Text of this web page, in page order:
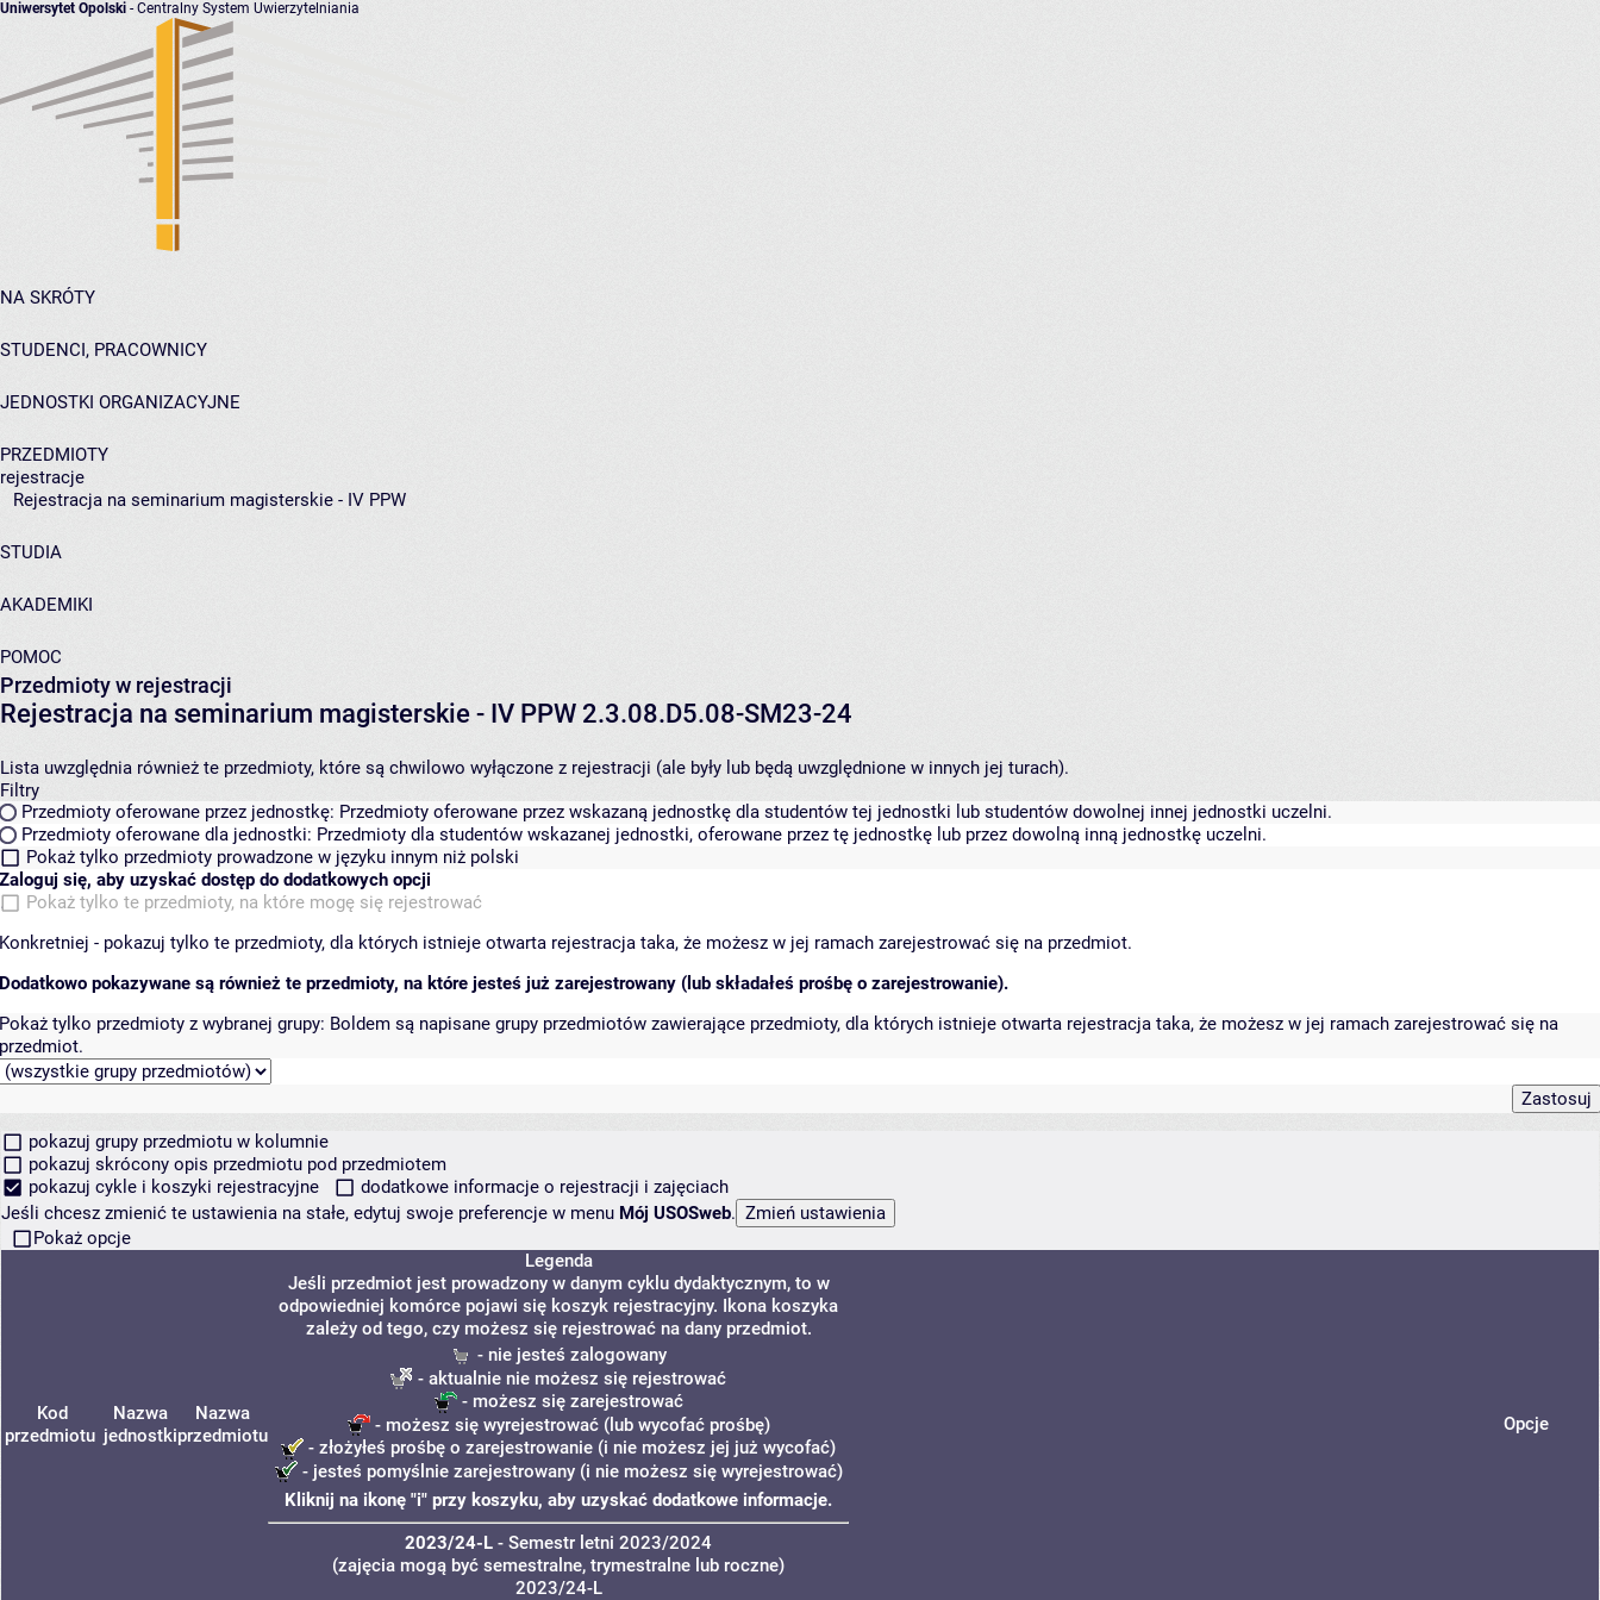
Uniwersytet Opolski - Centralny System Uwierzytelniania
NA SKRÓTY
STUDENCI, PRACOWNICY
JEDNOSTKI ORGANIZACYJNE
PRZEDMIOTY
rejestracje
Rejestracja na seminarium magisterskie - IV PPW
STUDIA
AKADEMIKI
POMOC
Przedmioty w rejestracji
Rejestracja na seminarium magisterskie - IV PPW 2.3.08.D5.08-SM23-24
Lista uwzględnia również te przedmioty, które są chwilowo wyłączone z rejestracji (ale były lub będą uwzględnione w innych jej turach).
Filtry
Przedmioty oferowane przez jednostkę: Przedmioty oferowane przez wskazaną jednostkę dla studentów tej jednostki lub studentów dowolnej innej jednostki uczelni.
Przedmioty oferowane dla jednostki: Przedmioty dla studentów wskazanej jednostki, oferowane przez tę jednostkę lub przez dowolną inną jednostkę uczelni.
Pokaż tylko przedmioty prowadzone w języku innym niż polski
Zaloguj się, aby uzyskać dostęp do dodatkowych opcji
Pokaż tylko te przedmioty, na które mogę się rejestrować
Konkretniej - pokazuj tylko te przedmioty, dla których istnieje otwarta rejestracja taka, że możesz w jej ramach zarejestrować się na przedmiot.
Dodatkowo pokazywane są również te przedmioty, na które jesteś już zarejestrowany (lub składałeś prośbę o zarejestrowanie).
Pokaż tylko przedmioty z wybranej grupy: Boldem są napisane grupy przedmiotów zawierające przedmioty, dla których istnieje otwarta rejestracja taka, że możesz w jej ramach zarejestrować się na
przedmiot.
pokazuj grupy przedmiotu w kolumnie
pokazuj skrócony opis przedmiotu pod przedmiotem
pokazuj cykle i koszyki rejestracyjne
dodatkowe informacje o rejestracji i zajęciach
Jeśli chcesz zmienić te ustawienia na stałe, edytuj swoje preferencje w menu Mój USOSweb.
Pokaż opcje
Kod
przedmiotu
Nazwa
jednostki
Nazwa
przedmiotu
Legenda
Jeśli przedmiot jest prowadzony w danym cyklu dydaktycznym, to w
odpowiedniej komórce pojawi się koszyk rejestracyjny. Ikona koszyka
zależy od tego, czy możesz się rejestrować na dany przedmiot.
- nie jesteś zalogowany
- aktualnie nie możesz się rejestrować
- możesz się zarejestrować
- możesz się wyrejestrować (lub wycofać prośbę)
- złożyłeś prośbę o zarejestrowanie (i nie możesz jej już wycofać)
- jesteś pomyślnie zarejestrowany (i nie możesz się wyrejestrować)
Kliknij na ikonę "i" przy koszyku, aby uzyskać dodatkowe informacje.
2023/24-L - Semestr letni 2023/2024
(zajęcia mogą być semestralne, trymestralne lub roczne)
Opcje
2023/24-L